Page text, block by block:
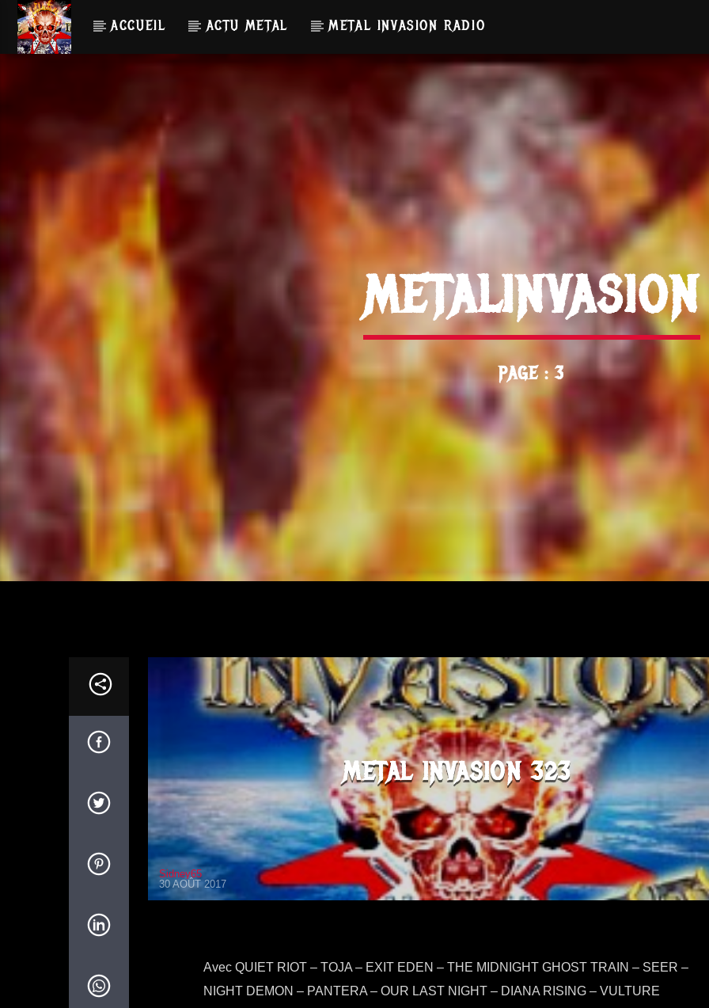
ACCUEIL ACTU METAL METAL INVASION RADIO
METALINVASION
PAGE : 3
METAL INVASION 323
Sidney65
30 AOÛT 2017
Avec QUIET RIOT – TOJA – EXIT EDEN – THE MIDNIGHT GHOST TRAIN – SEER –
NIGHT DEMON – PANTERA – OUR LAST NIGHT – DIANA RISING – VULTURE